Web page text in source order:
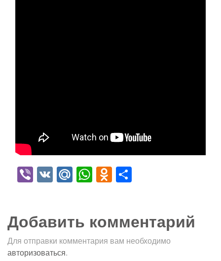
Viber
VK Mail.Ru
WhatsApp
Odnoklassniki
Добавить комментарий
Для отправки комментария вам необходимо
авторизоваться.